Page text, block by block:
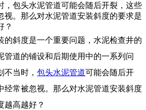
，包头水泥管道可能会随后开裂，这些
视。那么对水泥管道安装斜度的要求是
？
斜度是一个重要问题，水泥检查井的
管道的铺设和后期使用中的一系列问
不当时， 包头水泥管道可能会随后开
经常被忽视。那么对水泥管道安装斜度
越高越好？